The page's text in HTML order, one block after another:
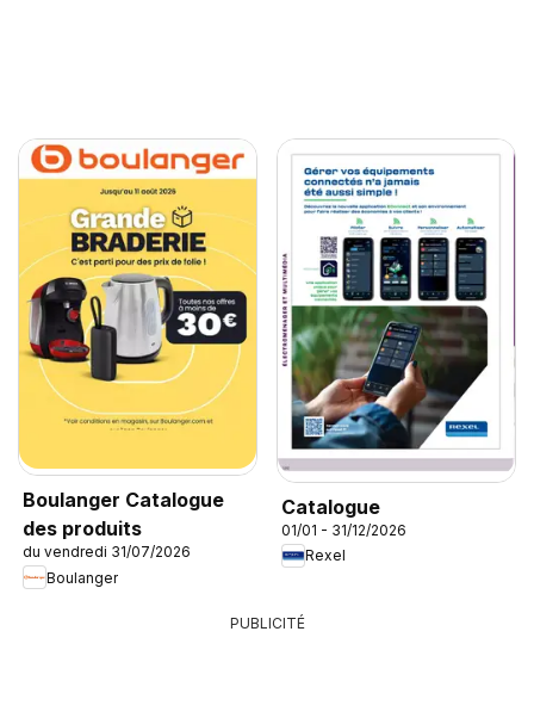
Boulanger Catalogue
des produits
du vendredi 31/07/2026
Boulanger
Catalogue
01/01 - 31/12/2026
Rexel
PUBLICITÉ